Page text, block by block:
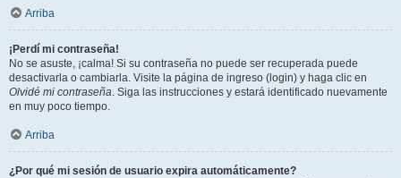
Arriba
¡Perdí mi contraseña!
No se asuste, ¡calma! Si su contraseña no puede ser recuperada puede
desactivarla o cambiarla. Visite la página de ingreso (login) y haga clic en
Olvidé mi contraseña. Siga las instrucciones y estará identificado nuevamente
en muy poco tiempo.
Arriba
¿Por qué mi sesión de usuario expira automáticamente?